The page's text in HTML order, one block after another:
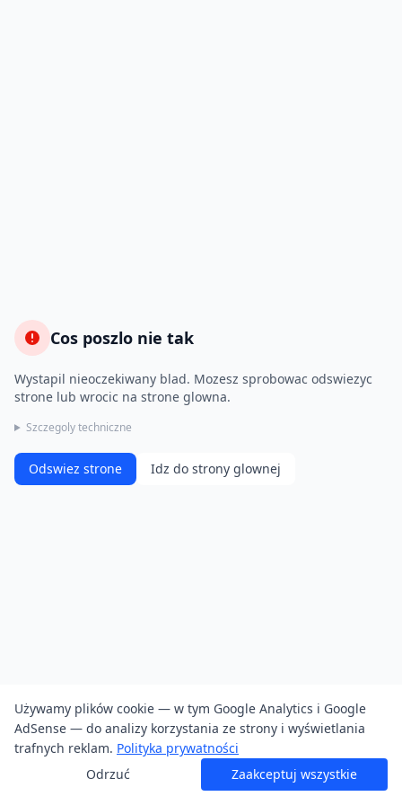
Cos poszlo nie tak
Wystapil nieoczekiwany blad. Mozesz sprobowac odswiezyc
strone lub wrocic na strone glowna.
Szczegoly techniczne
Odswiez strone Idz do strony glownej
Używamy plików cookie — w tym Google Analytics i Google
AdSense — do analizy korzystania ze strony i wyświetlania
trafnych reklam. Polityka prywatności
Odrzuć
Zaakceptuj wszystkie